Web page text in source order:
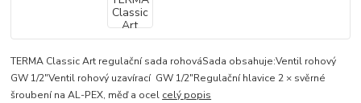
TERMA Classic Art regulační sada rohováSada obsahuje:Ventil rohový
GW 1/2"Ventil rohový uzavírací GW 1/2"Regulační hlavice 2 × svěrné
šroubení na AL-PEX, měď a ocel celý popis